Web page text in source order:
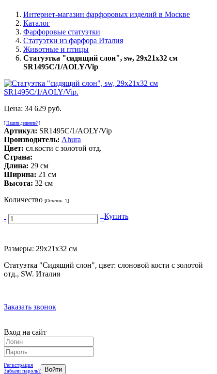
Интернет-магазин фарфоровых изделий в Москве
Каталог
Фарфоровые статуэтки
Статуэтки из фарфора Италия
Животные и птицы
Статуэтка "сидящий слон", sw, 29х21х32 см
SR1495C/1/AOLY/Vip
Цена: 34 629 руб.
[ Нашли дешевле? ]
Артикул: SR1495C/1/AOLY/Vip
Производитель: Ahura
Цвет: сл.кости с золотой отд.
Страна:
Длина: 29 см
Ширина: 21 см
Высота: 32 см
Количество [Остаток: 1]
- +Купить
Размеры: 29х21х32 см
Статуэтка "Сидящий слон", цвет: слоновой кости с золотой
отд., SW. Италия
Заказать звонок
Вход на сайт
Регистрация
Забыли пароль?